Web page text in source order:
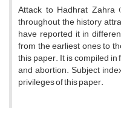
Attack to Hadhrat
throughout the history
have reported it in
from the earliest ones to
this paper. It is compiled in
and abortion. Subject
privileges of this paper.